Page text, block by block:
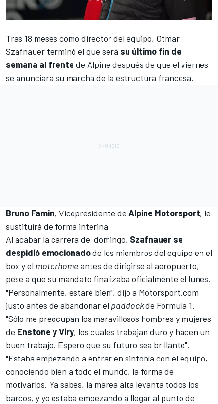
Tras 18 meses como director del equipo, Otmar
Szafnauer terminó el que será su último fin de
semana al frente de Alpine después de que el viernes
se anunciara su marcha de la estructura francesa.
Bruno Famin, Vicepresidente de Alpine Motorsport, le
sustituirá de forma interina.
Al acabar la carrera del domingo, Szafnauer se
despidió emocionadode los miembros del equipo en el
box y el motorhomeantes de dirigirse al aeropuerto,
pese a que su mandato finalizaba oficialmente el lunes.
"Personalmente, estaré bien", dijo a Motorsport.com
justo antes de abandonar el paddockde Fórmula 1.
"Sólo me preocupan los maravillosos hombres y mujeres
de Enstone y Viry, los cuales trabajan duro y hacen un
buen trabajo. Espero que su futuro sea brillante".
"Estaba empezando a entrar en sintonía con el equipo,
conociendo bien a todo el mundo, la forma de
motivarlos. Ya sabes, la marea alta levanta todos los
barcos, y yo estaba empezando a llegar al punto de